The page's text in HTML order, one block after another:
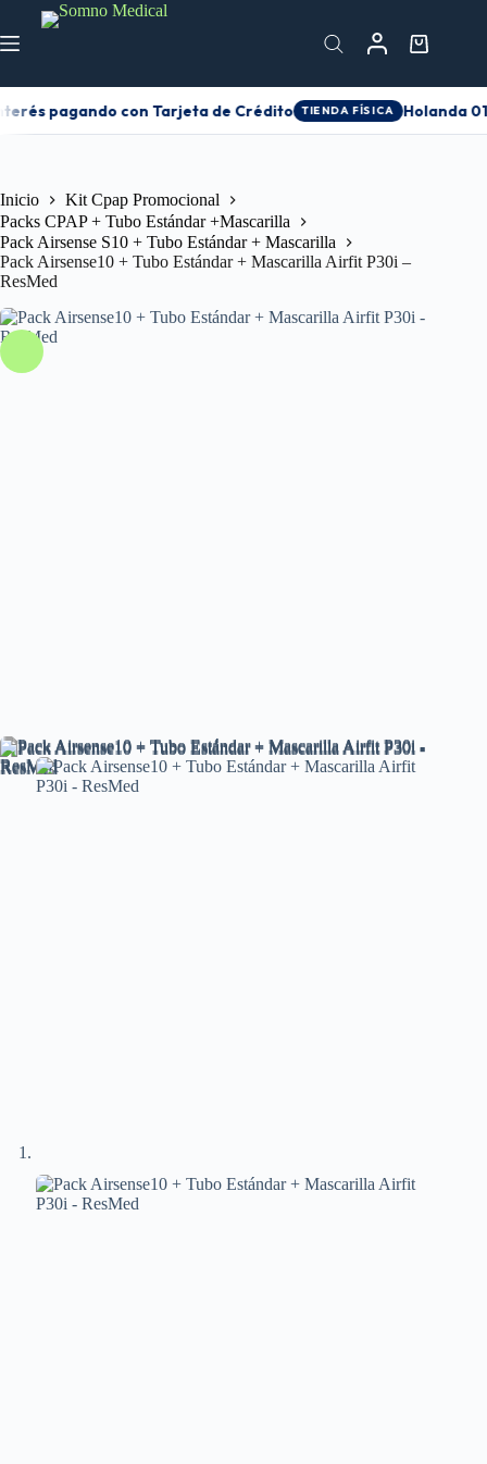
pagando con Tarjeta de Crédito TIENDA FÍSICA Holanda
Inicio
Kit Cpap Promocional
Packs CPAP + Tubo Estándar +Mascarilla
Pack Airsense S10 + Tubo Estándar + Mascarilla
Pack Airsense10 + Tubo Estándar + Mascarilla Airfit P30i –
ResMed